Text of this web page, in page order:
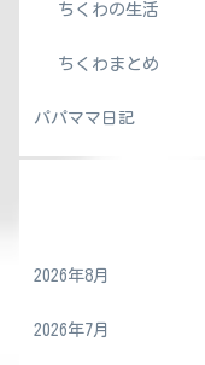
ちくわの生活
ちくわまとめ
パパママ日記
2026年8月
2026年7月